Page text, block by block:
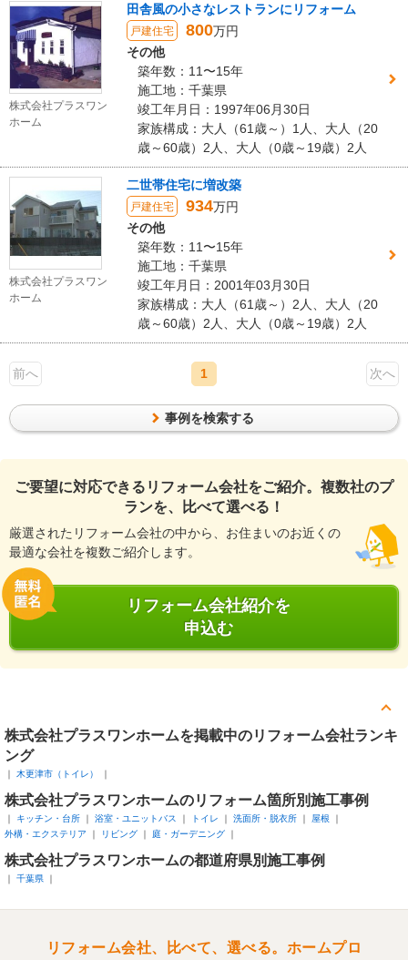
株式会社プラスワン
ホーム
田舎風の小さなレストランにリフォーム
戸建住宅 800万円
その他
築年数：11〜15年
施工地：千葉県
竣工年月日：1997年06月30日
家族構成：大人（61歳～）1人、大人（20
歳～60歳）2人、大人（0歳～19歳）2人
株式会社プラスワン
ホーム
二世帯住宅に増改築
戸建住宅 934万円
その他
築年数：11〜15年
施工地：千葉県
竣工年月日：2001年03月30日
家族構成：大人（61歳～）2人、大人（20
歳～60歳）2人、大人（0歳～19歳）2人
前へ 1 次へ
事例を検索する
ご要望に対応できるリフォーム会社をご紹介。複数社のプ
ランを、比べて選べる！
厳選されたリフォーム会社の中から、お住まいのお近くの
最適な会社を複数ご紹介します。
リフォーム会社紹介を
申込む
株式会社プラスワンホームを掲載中のリフォーム会社ランキ
ング
木更津市（トイレ）
株式会社プラスワンホームのリフォーム箇所別施工事例
キッチン・台所 浴室・ユニットバス トイレ 洗面所・脱衣所
屋根
外構・エクステリア
リビング 庭・ガーデニング
株式会社プラスワンホームの都道府県別施工事例
千葉県
リフォーム会社、比べて、選べる。ホームプロ